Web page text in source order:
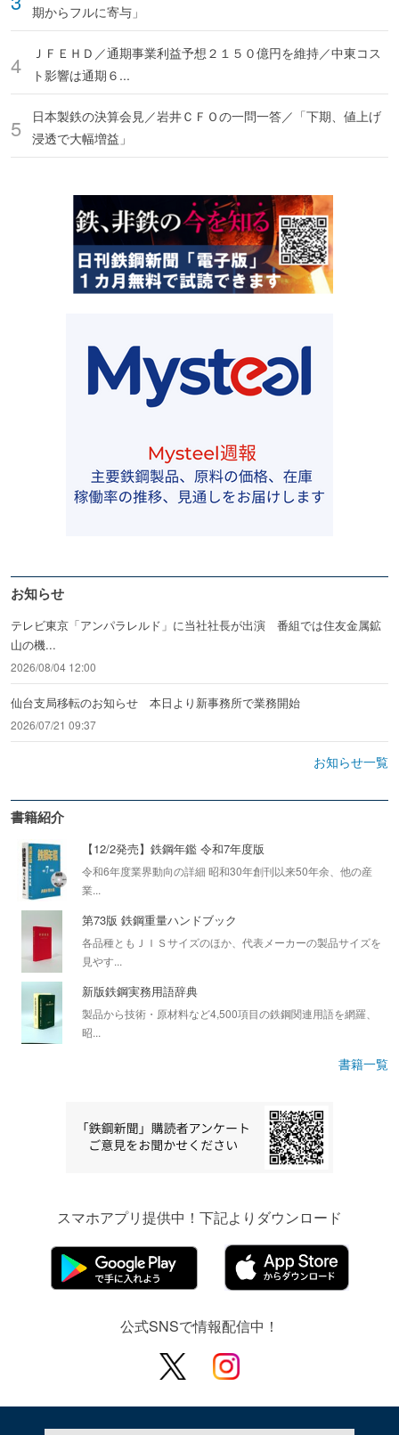
期からフルに寄与」
ＪＦＥＨＤ／通期事業利益予想２１５０億円を維持／中東コス
ト影響は通期６...
日本製鉄の決算会見／岩井ＣＦＯの一問一答／「下期、値上げ
浸透で大幅増益」
お知らせ
テレビ東京「アンパラレルド」に当社社長が出演 番組では住友金属鉱
山の機...
2026/08/04 12:00
仙台支局移転のお知らせ 本日より新事務所で業務開始
2026/07/21 09:37
お知らせ一覧
書籍紹介
【12/2発売】鉄鋼年鑑 令和7年度版
令和6年度業界動向の詳細 昭和30年創刊以来50年余、他の産
業...
第73版 鉄鋼重量ハンドブック
各品種ともＪＩＳサイズのほか、代表メーカーの製品サイズを
見やす...
新版鉄鋼実務用語辞典
製品から技術・原材料など4,500項目の鉄鋼関連用語を網羅、
昭...
書籍一覧
スマホアプリ提供中！下記よりダウンロード
公式SNSで情報配信中！